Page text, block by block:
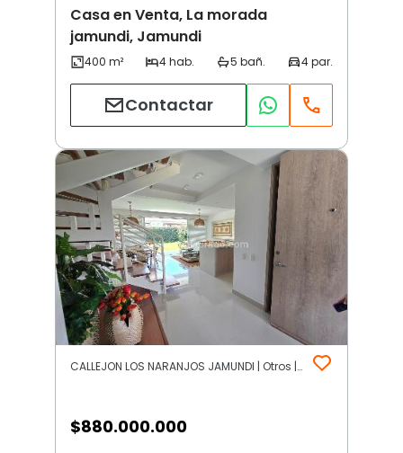
Casa en Venta, La morada
jamundi, Jamundi
Contactar
CALLEJON LOS NARANJOS JAMUNDI | Otros | Jamundi
$880.000.000